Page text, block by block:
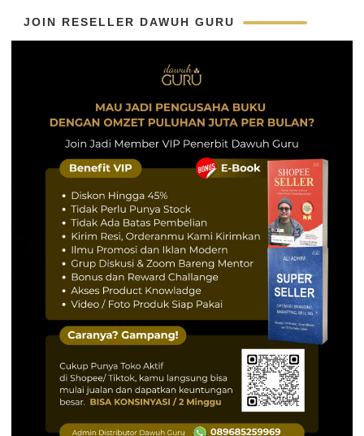
JOIN RESELLER DAWUH GURU